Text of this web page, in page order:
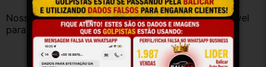
Nosso objetivo é te atender da melhor forma possível
para que você fique satisfeito com a compra